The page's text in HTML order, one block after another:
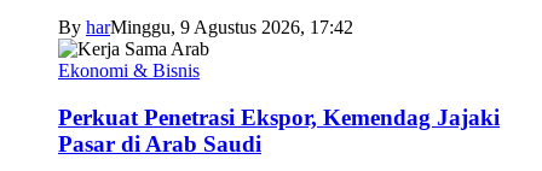
By harMinggu, 9 Agustus 2026, 17:42
Ekonomi & Bisnis
Perkuat Penetrasi Ekspor, Kemendag Jajaki
Pasar di Arab Saudi